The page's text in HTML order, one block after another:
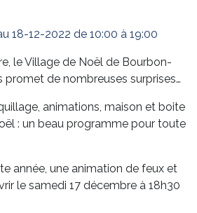
18-12-2022 de 10:00 à 19:00
le Village de Noël de Bourbon-
de nombreuses surprises…
animations, maison et boite
: un beau programme pour toute
année, une animation de feux et
le samedi 17 décembre à 18h30